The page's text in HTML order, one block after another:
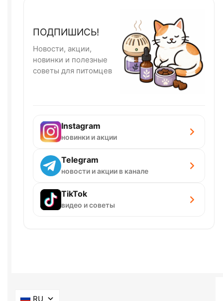
ПОДПИШИСЬ!
Новости, акции,
новинки и полезные
советы для питомцев
Instagram
новинки и акции
Telegram
новости и акции в канале
TikTok
видео и советы
RU